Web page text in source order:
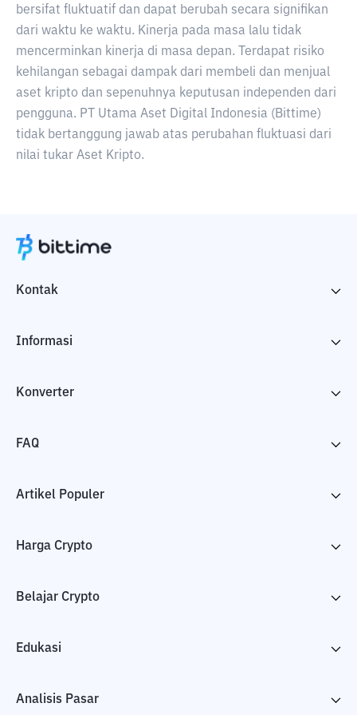
bersifat fluktuatif dan dapat berubah secara signifikan
dari waktu ke waktu. Kinerja pada masa lalu tidak
mencerminkan kinerja di masa depan. Terdapat risiko
kehilangan sebagai dampak dari membeli dan menjual
aset kripto dan sepenuhnya keputusan independen dari
pengguna. PT Utama Aset Digital Indonesia (Bittime)
tidak bertanggung jawab atas perubahan fluktuasi dari
nilai tukar Aset Kripto.
Kontak
Informasi
Konverter
FAQ
Artikel Populer
Harga Crypto
Belajar Crypto
Edukasi
Analisis Pasar